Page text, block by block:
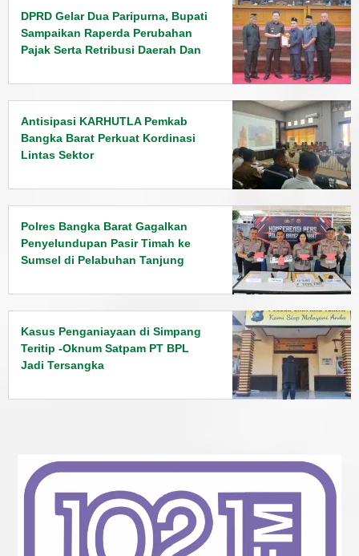
DPRD Gelar Dua Paripurna, Bupati
Sampaikan Raperda Perubahan
Pajak Serta Retribusi Daerah Dan
PPAS Tahun 2026
Antisipasi KARHUTLA Pemkab
Bangka Barat Perkuat Kordinasi
Lintas Sektor
Polres Bangka Barat Gagalkan
Penyelundupan Pasir Timah ke
Sumsel di Pelabuhan Tanjung
Kasus Penganiayaan di Simpang
Teritip -Oknum Satpam PT BPL
Jadi Tersangka